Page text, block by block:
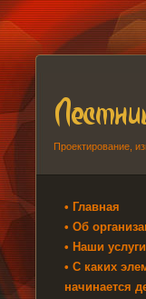
Проектирование,
• Главная
• Об
• Наши услуги
• С каких
начинается